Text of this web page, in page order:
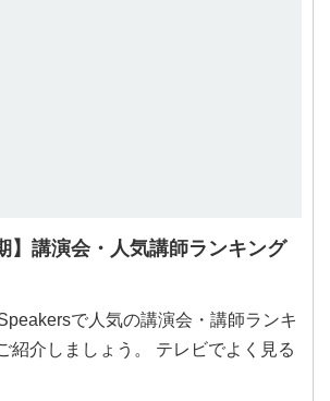
】講演会・人気講師ランキング
で人気の講演会・講師ランキ
紹介しましょう。 テレビでよく見る